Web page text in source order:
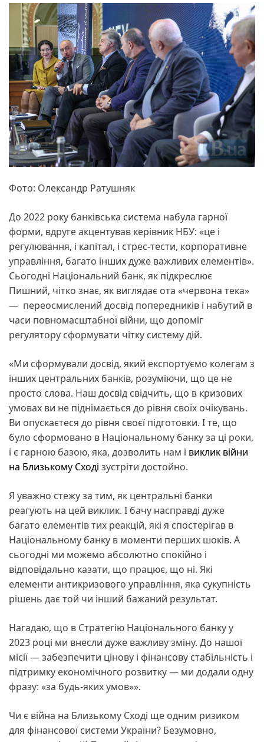
Фото: Олександр Ратушняк
До 2022 року банківська система набула гарної
форми, вдруге акцентував керівник НБУ: «це і
регулювання, і капітал, і стрес-тести, корпоративне
управління, багато інших дуже важливих елементів».
Сьогодні Національний банк, як підкреслює
Пишний, чітко знає, як виглядає ота «червона тека»
— переосмислений досвід попередників і набутий в
часи повномасштабної війни, що допоміг
регулятору сформувати чітку систему дій.
«Ми сформували досвід, який експортуємо колегам з
інших центральних банків, розуміючи, що це не
просто слова. Наш досвід свідчить, що в кризових
умовах ви не піднімається до рівня своїх очікувань.
Ви опускаєтеся до рівня своєї підготовки. І те, що
було сформовано в Національному банку за ці роки,
і є гарною базою, яка, дозволить нам і виклик війни
на Близькому Сході зустріти достойно.
Я уважно стежу за тим, як центральні банки
реагують на цей виклик. І бачу насправді дуже
багато елементів тих реакцій, які я спостерігав в
Національному банку в моменти перших шоків. А
сьогодні ми можемо абсолютно спокійно і
відповідально казати, що працює, що ні. Які
елементи антикризового управління, яка сукупність
рішень дає той чи інший бажаний результат.
Нагадаю, що в Стратегію Національного банку у
2023 році ми внесли дуже важливу зміну. До нашої
місії — забезпечити цінову і фінансову стабільність і
підтримку економічного розвитку — ми додали одну
фразу: «за будь-яких умов»».
Чи є війна на Близькому Сході ще одним ризиком
для фінансової системи України? Безумовно,